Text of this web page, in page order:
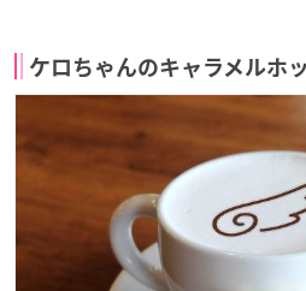
ケロちゃんのキャラメルホ